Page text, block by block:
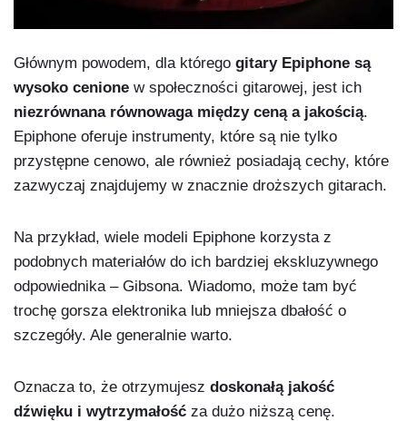
Głównym powodem, dla którego gitary Epiphone są
wysoko cenione w społeczności gitarowej, jest ich
niezrównana równowaga między ceną a jakością.
Epiphone oferuje instrumenty, które są nie tylko
przystępne cenowo, ale również posiadają cechy, które
zazwyczaj znajdujemy w znacznie droższych gitarach.
Na przykład, wiele modeli Epiphone korzysta z
podobnych materiałów do ich bardziej ekskluzywnego
odpowiednika – Gibsona. Wiadomo, może tam być
trochę gorsza elektronika lub mniejsza dbałość o
szczegóły. Ale generalnie warto.
Oznacza to, że otrzymujesz doskonałą jakość
dźwięku i wytrzymałość za dużo niższą cenę.